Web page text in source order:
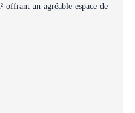
offrant un agréable espace de